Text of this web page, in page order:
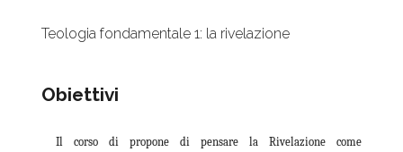
Teologia fondamentale 1: la rivelazione
Obiettivi
Il corso di propone di pensare la Rivelazione come